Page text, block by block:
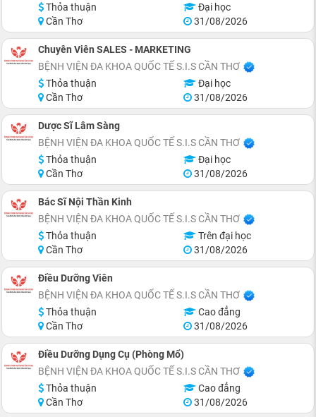
Thỏa thuận
Đại học
Cần Thơ
31/08/2026
Chuyên Viên SALES - MARKETING
BỆNH VIỆN ĐA KHOA QUỐC TẾ S.I.S CẦN THƠ
Thỏa thuận
Đại học
Cần Thơ
31/08/2026
Dược Sĩ Lâm Sàng
BỆNH VIỆN ĐA KHOA QUỐC TẾ S.I.S CẦN THƠ
Thỏa thuận
Đại học
Cần Thơ
31/08/2026
Bác Sĩ Nội Thần Kinh
BỆNH VIỆN ĐA KHOA QUỐC TẾ S.I.S CẦN THƠ
Thỏa thuận
Trên đại học
Cần Thơ
31/08/2026
Điều Dưỡng Viên
BỆNH VIỆN ĐA KHOA QUỐC TẾ S.I.S CẦN THƠ
Thỏa thuận
Cao đẳng
Cần Thơ
31/08/2026
Điều Dưỡng Dụng Cụ (Phòng Mổ)
BỆNH VIỆN ĐA KHOA QUỐC TẾ S.I.S CẦN THƠ
Thỏa thuận
Cao đẳng
Cần Thơ
31/08/2026